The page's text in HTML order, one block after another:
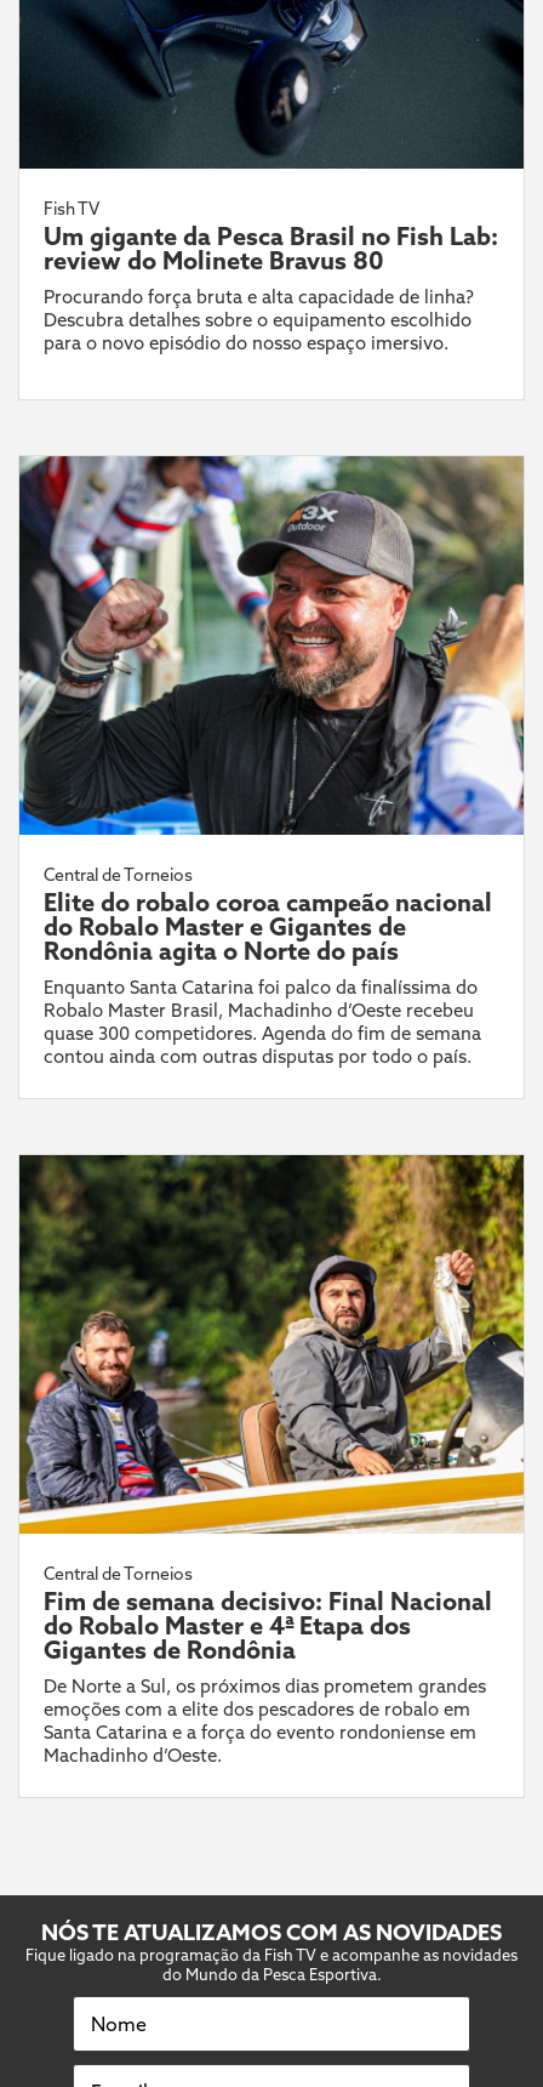
Fish TV
Um gigante da Pesca Brasil no Fish Lab:
review do Molinete Bravus 80
Procurando força bruta e alta capacidade de linha?
Descubra detalhes sobre o equipamento escolhido
para o novo episódio do nosso espaço imersivo.
Central de Torneios
Elite do robalo coroa campeão nacional
do Robalo Master e Gigantes de
Rondônia agita o Norte do país
Enquanto Santa Catarina foi palco da finalíssima do
Robalo Master Brasil, Machadinho d’Oeste recebeu
quase 300 competidores. Agenda do fim de semana
contou ainda com outras disputas por todo o país.
Central de Torneios
Fim de semana decisivo: Final Nacional
do Robalo Master e 4ª Etapa dos
Gigantes de Rondônia
De Norte a Sul, os próximos dias prometem grandes
emoções com a elite dos pescadores de robalo em
Santa Catarina e a força do evento rondoniense em
Machadinho d’Oeste.
NÓS TE ATUALIZAMOS COM AS NOVIDADES
Fique ligado na programação da Fish TV e acompanhe as novidades
do Mundo da Pesca Esportiva.
Nome